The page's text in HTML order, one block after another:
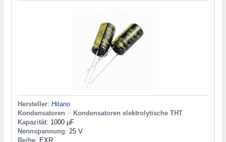
Hersteller: Hitano
Kondensatoren > Kondensatoren elektrolytische THT
Kapazität: 1000 µF
Nennspannung: 25 V
Reihe: EXR